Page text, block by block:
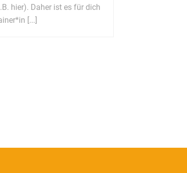
hier). Daher ist es für dich
[...]